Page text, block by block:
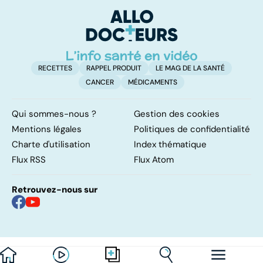
d'angine ?
RECETTES RAPPEL PRODUIT
LE MAG DE LA SANTÉ
CANCER
MÉDICAMENTS
Qui sommes-nous ?
Gestion des cookies
Mentions légales
Politiques de confidentialité
Charte d'utilisation
Index thématique
Flux RSS
Flux Atom
Retrouvez-nous sur